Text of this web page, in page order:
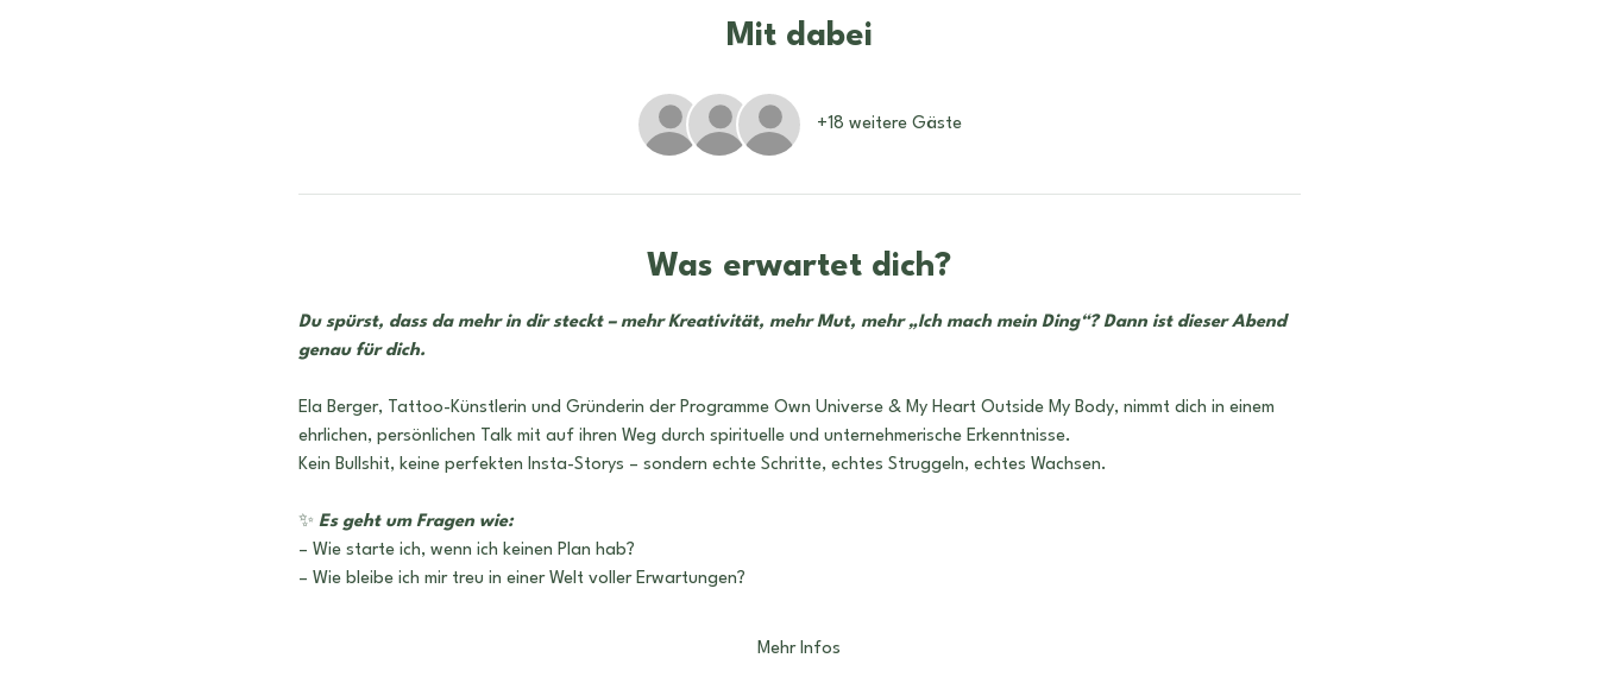
Mit dabei
+18 weitere Gäste
Was erwartet dich?
Du spürst, dass da mehr in dir steckt – mehr Kreativität, mehr Mut, mehr „Ich mach mein Ding“? Dann ist dieser Abend
genau für dich.
Ela Berger, Tattoo-Künstlerin und Gründerin der Programme Own Universe & My Heart Outside My Body, nimmt dich in einem
ehrlichen, persönlichen Talk mit auf ihren Weg durch spirituelle und unternehmerische Erkenntnisse.
Kein Bullshit, keine perfekten Insta-Storys – sondern echte Schritte, echtes Struggeln, echtes Wachsen.
✨ Es geht um Fragen wie:
– Wie starte ich, wenn ich keinen Plan hab?
– Wie bleibe ich mir treu in einer Welt voller Erwartungen?
Mehr Infos